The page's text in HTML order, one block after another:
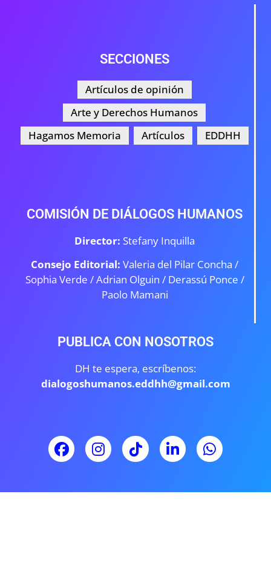
SECCIONES
Artículos de opinión
Arte y Derechos Humanos
Hagamos Memoria
Artículos EDDHH
COMISIÓN DE DIÁLOGOS HUMANOS
Director: Stefany Inquilla
Consejo Editorial: Valeria del Pilar Concha /
Sophia Verde /Adrian Olguin / Derassú Ponce /
Paolo Mamani
PUBLICA CON NOSOTROS
DH te espera, escríbenos:
dialogoshumanos.eddhh@gmail.com